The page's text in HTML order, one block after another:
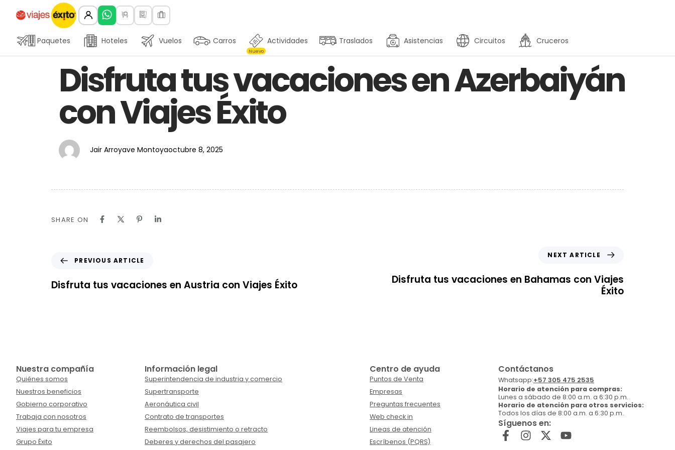
Paquetes Hoteles Vuelos Carros Actividades
Nuevo
Traslados Asistencias Circuitos Cruceros
IN:
Disfruta tus vacaciones en Azerbaiyán
con Viajes Éxito
Jair Arroyave Montoya
on:
octubre 8, 2025
SHARE ON
PREVIOUS ARTICLE
Disfruta tus vacaciones en Austria con Viajes Éxito
NEXT ARTICLE
Disfruta tus vacaciones en Bahamas con Viajes
Éxito
Nuestra compañía
Quiénes somos
Nuestros beneficios
Gobierno corporativo
Trabaja con nosotros
Viajes para tu empresa
Grupo Éxito
Información legal
Superintendencia de industria y comercio
Supertransporte
Aeronáutica civil
Contrato de transportes
Reembolsos, desistimiento o retracto
Deberes y derechos del pasajero
Centro de ayuda
Puntos de Venta
Empresas
Preguntas frecuentes
Web check in
Lineas de atención
Escríbenos (PQRS)
Contáctanos
Whatsapp:+57 305 475 2535
Horario de atención para compras:
Lunes a sábado de 8:00 a.m. a 6:30 p.m.
Horario de atención para otros servicios:
Todos los días de 8:00 a.m. a 6:30 p.m.
Síguenos en: